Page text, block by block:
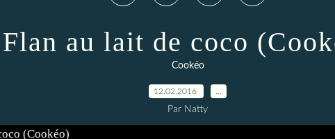
Flan au lait de coco
Cookéo
12.02.2016
Par Natty